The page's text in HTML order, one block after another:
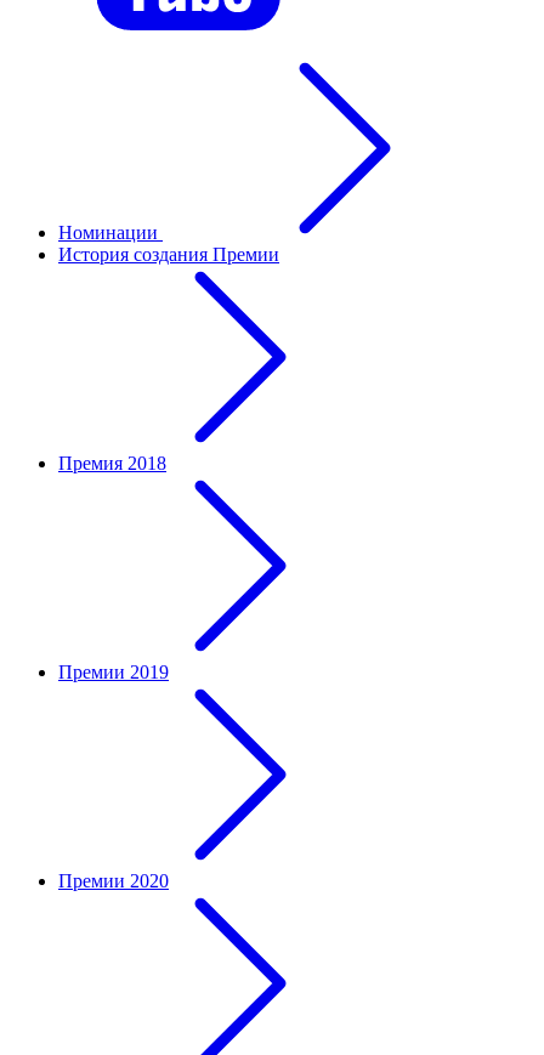
Номинации
История создания Премии
Премия 2018
Премии 2019
Премии 2020